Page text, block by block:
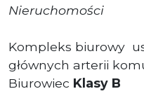
Nieruchomości
Kompleks biurowy
głównych arterii
Biurowiec Klasy B